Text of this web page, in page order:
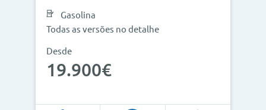
Gasolina
Todas as versões no detalhe
Desde
19.900€